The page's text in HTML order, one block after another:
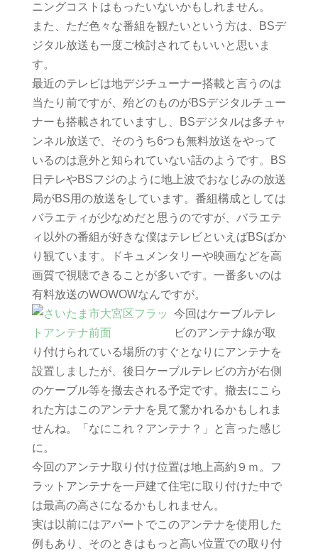
ニングコストはもったいないかもしれません。
また、ただ色々な番組を観たいという方は、BSデ
ジタル放送も一度ご検討されてもいいと思いま
す。
最近のテレビは地デジチューナー搭載と言うのは
当たり前ですが、殆どのものがBSデジタルチュー
ナーも搭載されていますし、BSデジタルは多チャ
ンネル放送で、そのうち6つも無料放送をやって
いるのは意外と知られていない話のようです。BS
日テレやBSフジのように地上波でおなじみの放送
局がBS用の放送をしています。番組構成としては
バラエティが少なめだと思うのですが、バラエテ
ィ以外の番組が好きな僕はテレビといえばBSばか
り観ています。ドキュメンタリーや映画などを高
画質で視聴できることが多いです。一番多いのは
有料放送のWOWOWなんですが。
今回はケーブルテレ
ビのアンテナ線が取
り付けられている場所のすぐとなりにアンテナを
設置しましたが、後日ケーブルテレビの方が右側
のケーブル等を撤去される予定です。撤去にこら
れた方はこのアンテナを見て驚かれるかもしれま
せんね。「なにこれ？アンテナ？」と言った感じ
に。
今回のアンテナ取り付け位置は地上高約９ｍ。フ
ラットアンテナを一戸建て住宅に取り付けた中で
は最高の高さになるかもしれません。
実は以前にはアパートでこのアンテナを使用した
例もあり、そのときはもっと高い位置での取り付